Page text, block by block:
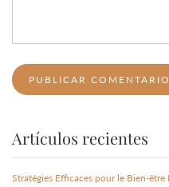
Artículos recientes
Stratégies Efficaces pour le Bien-